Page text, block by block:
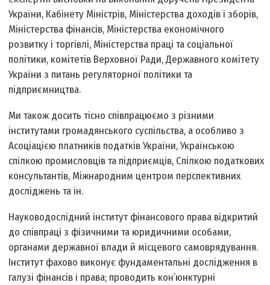
України, Кабінету Міністрів, Міністерства доходів і зборів,
Міністерства фінансів, Міністерства економічного
розвитку і торгівлі, Міністерства праці та соціальної
політики, комітетів Верховної Ради, Державного комітету
України з питань регуляторної політики та
підприємництва.
Ми також досить тісно співпрацюємо з різними
інститутами громадянського суспільства, а особливо з
Асоціацією платників податків України, Українською
спілкою промисловців та підприємців, Спілкою податкових
консультантів, Міжнародним центром перспективних
досліджень та ін.
Науково­дослідний інститут фінансового права відкритий
до спів­праці з фізичними та юридичними особами,
органами державної влади й місцевого самоврядування.
Інститут фахово виконує фундаментальні дослідження в
галузі фінансів і права; проводить кон’юнктурні